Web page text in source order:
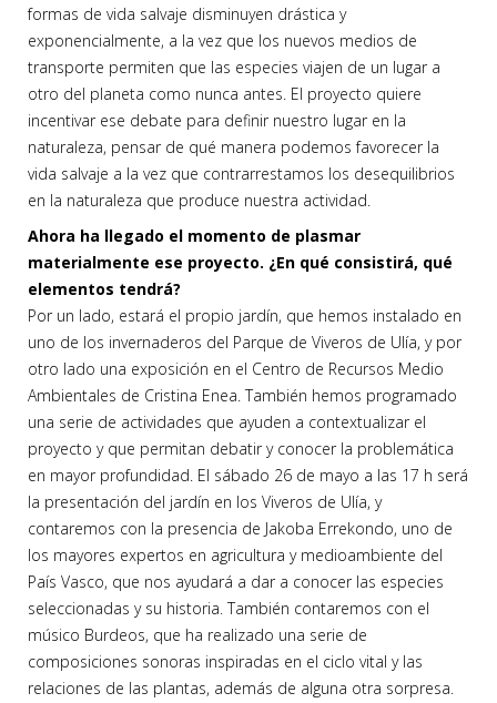
formas de vida salvaje disminuyen drástica y
exponencialmente, a la vez que los nuevos medios de
transporte permiten que las especies viajen de un lugar a
otro del planeta como nunca antes. El proyecto quiere
incentivar ese debate para definir nuestro lugar en la
naturaleza, pensar de qué manera podemos favorecer la
vida salvaje a la vez que contrarrestamos los desequilibrios
en la naturaleza que produce nuestra actividad.
Ahora ha llegado el momento de plasmar
materialmente ese proyecto. ¿En qué consistirá, qué
elementos tendrá?
Por un lado, estará el propio jardín, que hemos instalado en
uno de los invernaderos del Parque de Viveros de Ulía, y por
otro lado una exposición en el Centro de Recursos Medio
Ambientales de Cristina Enea. También hemos programado
una serie de actividades que ayuden a contextualizar el
proyecto y que permitan debatir y conocer la problemática
en mayor profundidad. El sábado 26 de mayo a las 17 h será
la presentación del jardín en los Viveros de Ulía, y
contaremos con la presencia de Jakoba Errekondo, uno de
los mayores expertos en agricultura y medioambiente del
País Vasco, que nos ayudará a dar a conocer las especies
seleccionadas y su historia. También contaremos con el
músico Burdeos, que ha realizado una serie de
composiciones sonoras inspiradas en el ciclo vital y las
relaciones de las plantas, además de alguna otra sorpresa.